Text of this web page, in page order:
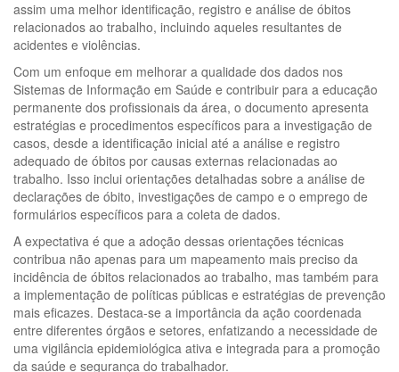
assim uma melhor identificação, registro e análise de óbitos
relacionados ao trabalho, incluindo aqueles resultantes de
acidentes e violências.
Com um enfoque em melhorar a qualidade dos dados nos
Sistemas de Informação em Saúde e contribuir para a educação
permanente dos profissionais da área, o documento apresenta
estratégias e procedimentos específicos para a investigação de
casos, desde a identificação inicial até a análise e registro
adequado de óbitos por causas externas relacionadas ao
trabalho. Isso inclui orientações detalhadas sobre a análise de
declarações de óbito, investigações de campo e o emprego de
formulários específicos para a coleta de dados.
A expectativa é que a adoção dessas orientações técnicas
contribua não apenas para um mapeamento mais preciso da
incidência de óbitos relacionados ao trabalho, mas também para
a implementação de políticas públicas e estratégias de prevenção
mais eficazes. Destaca-se a importância da ação coordenada
entre diferentes órgãos e setores, enfatizando a necessidade de
uma vigilância epidemiológica ativa e integrada para a promoção
da saúde e segurança do trabalhador.